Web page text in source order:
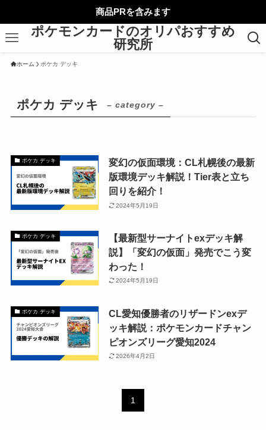
商品PRを含みます
ポケモンカードのオリパおすすめ
研究所
ホーム ポケカ デッキ
ポケカ デッキ – category –
ポケカ デッキ
変幻の仮面環境：CL札幌後の最新
版環境デッキ解説！Tier表と立ち
回りを紹介！
2024年5月19日
ポケカ デッキ
【最新型サーナイトexデッキ解
説】「変幻の仮面」発売でこう変
わった！
2024年5月19日
ポケカ デッキ
CL愛知優勝者のリザードンexデ
ッキ解説：ポケモンカードチャン
ピオンズリーグ愛知2024
2026年4月2日
1